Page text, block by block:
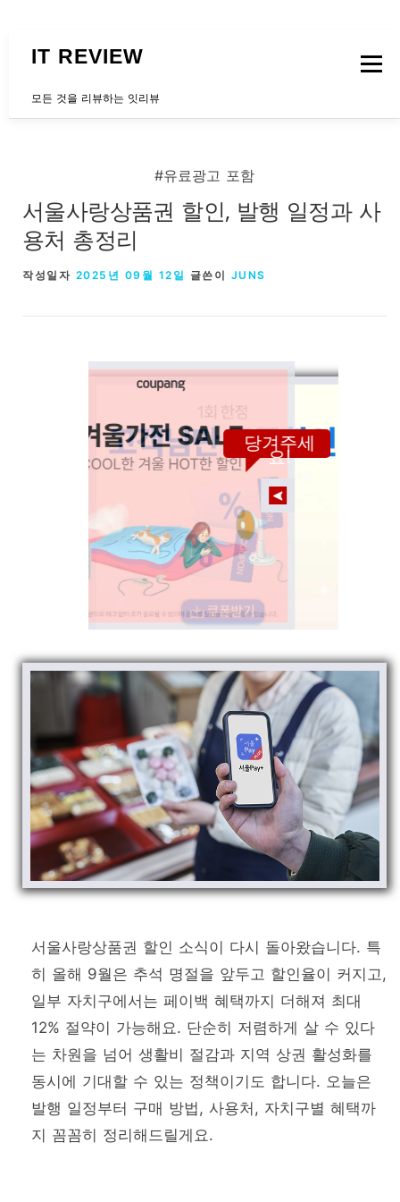
IT REVIEW
모든 것을 리뷰하는 잇리뷰
메뉴
#유료광고 포함
서울사랑상품권 할인, 발행 일정과 사
용처 총정리
작성일자 2025년 09월 12일 글쓴이 JUNS
당겨주세
요!
서울사랑상품권 할인 소식이 다시 돌아왔습니다. 특
히 올해 9월은 추석 명절을 앞두고 할인율이 커지고,
일부 자치구에서는 페이백 혜택까지 더해져 최대
12% 절약이 가능해요. 단순히 저렴하게 살 수 있다
는 차원을 넘어 생활비 절감과 지역 상권 활성화를
동시에 기대할 수 있는 정책이기도 합니다. 오늘은
발행 일정부터 구매 방법, 사용처, 자치구별 혜택까
지 꼼꼼히 정리해드릴게요.